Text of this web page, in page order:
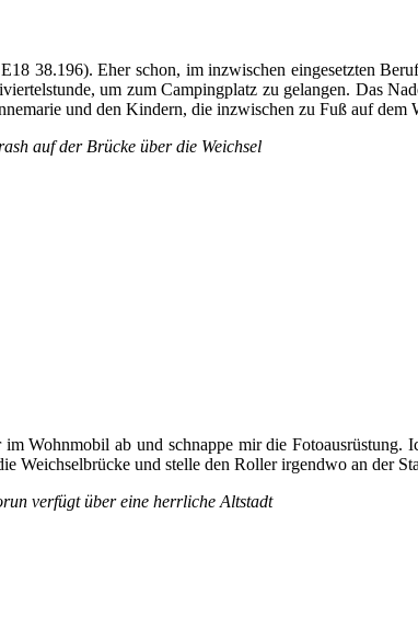
38.196). Eher schon, im inzwischen eingesetzten
um zum Campingplatz zu gelangen. Das
und den Kindern, die inzwischen zu Fuß auf dem
auf der Brücke über die Weichsel
Wohnmobil ab und schnappe mir die
Weichselbrücke und stelle den Roller irgendwo an der
verfügt über eine herrliche Altstadt